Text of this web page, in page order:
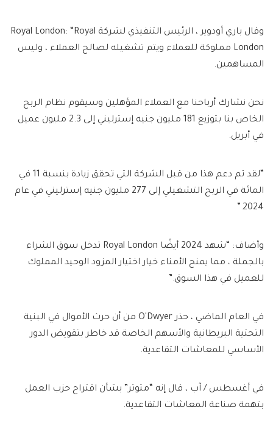
وقال باري أودوير ، الرئيس التنفيذي لشركة Royal London: “Royal
London مملوكة للعملاء ويتم تشغيله لصالح العملاء ، وليس
المساهمين.
نحن نشارك أرباحنا مع العملاء المؤهلين وسيقوم نظام الربح
الخاص بنا بتوزيع 181 مليون جنيه إسترليني إلى 2.3 مليون عميل
في أبريل.
“لقد تم دعم هذا من قبل الشركة التي تحقق زيادة بنسبة 11 في
المائة في الربح التشغيلي إلى 277 مليون جنيه إسترليني في عام
2024.”
وأضاف: “شهد 2024 أيضًا Royal London تدخل سوق الشراء
بالجملة ، مما يمنح الأمناء خيار اختيار المزود الوحيد المملوك
للعميل في هذا السوق.”
في العام الماضي ، حذر O'Dwyer من أن حرث الأموال في البنية
التحتية البريطانية والأسهم الخاصة قد خاطر بتقويض الدور
الأساسي للمعاشات التقاعدية.
في أغسطس / آب ، قال إنه “متوتر” بشأن اقتراح حزب العمل
بتهمة صناعة المعاشات التقاعدية.